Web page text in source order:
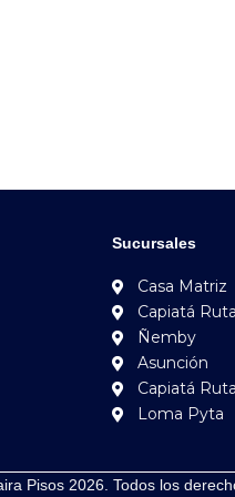
Sucursales
Casa Matriz
Capiatá
Ñemby
Asunción
Capiatá
Loma Pyta
Pisos 2026. Todos los